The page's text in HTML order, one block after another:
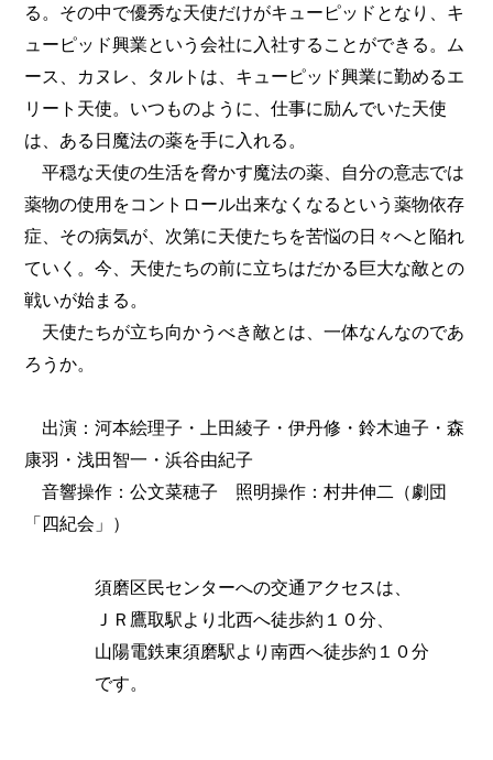
る。その中で優秀な天使だけがキューピッドとなり、キ
ューピッド興業という会社に入社することができる。ム
ース、カヌレ、タルトは、キューピッド興業に勤めるエ
リート天使。いつものように、仕事に励んでいた天使
は、ある日魔法の薬を手に入れる。
平穏な天使の生活を脅かす魔法の薬、自分の意志では
薬物の使用をコントロール出来なくなるという薬物依存
症、その病気が、次第に天使たちを苦悩の日々へと陥れ
ていく。今、天使たちの前に立ちはだかる巨大な敵との
戦いが始まる。
天使たちが立ち向かうべき敵とは、一体なんなのであ
ろうか。
出演：河本絵理子・上田綾子・伊丹修・鈴木迪子・森
康羽・浅田智一・浜谷由紀子
音響操作：公文菜穂子 照明操作：村井伸二（劇団
「四紀会」）
須磨区民センターへの交通アクセスは、
ＪＲ鷹取駅より北西へ徒歩約１０分、
山陽電鉄東須磨駅より南西へ徒歩約１０分
です。